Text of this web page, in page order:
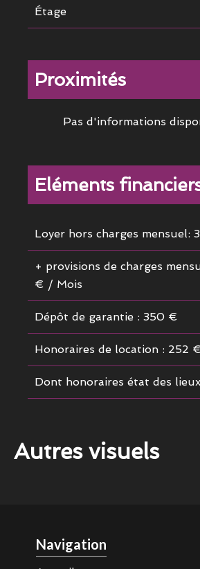
Étage
Proximités
Pas d'informations
Eléments
Loyer hors charges mensuel:
+ provisions de charges
€ / Mois
Dépôt de garantie : 350 €
Honoraires de location : 252
Dont honoraires état des
Autres visuels
Navigation